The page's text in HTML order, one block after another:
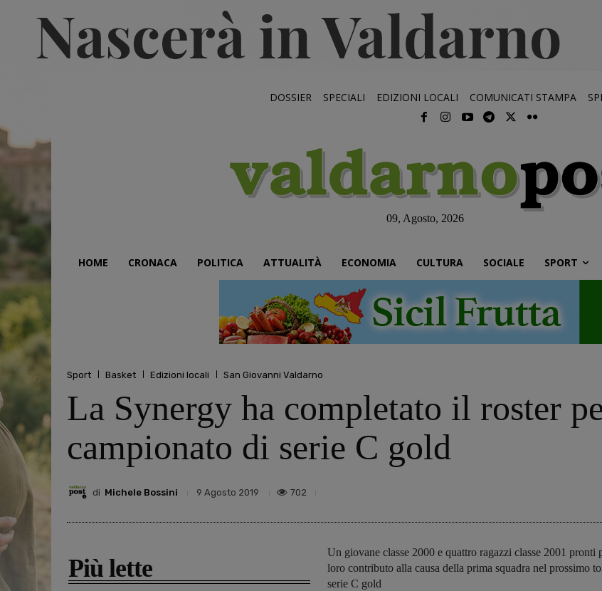
DOSSIER SPECIALI EDIZIONI LOCALI COMUNICATI STAMPA
09, Agosto, 2026
HOME CRONACA POLITICA ATTUALITÀ ECONOMIA CULTURA SOCIALE SPORT
Sport Basket Edizioni locali San Giovanni Valdarno
La Synergy ha completato il roster
campionato di serie C gold
di Michele Bossini 9 Agosto 2019 702
Più lette
Un giovane classe 2000 e quattro ragazzi classe 2001 pronti
loro contributo alla causa della prima squadra nel prossimo
serie C gold